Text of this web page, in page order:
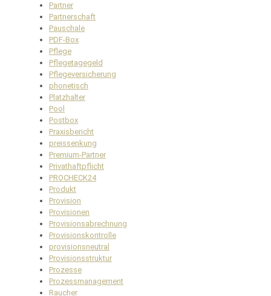
Partner
Partnerschaft
Pauschale
PDF-Box
Pflege
Pflegetagegeld
Pflegeversicherung
phonetisch
Platzhalter
Pool
Postbox
Praxisbericht
preissenkung
Premium-Partner
Privathaftpflicht
PROCHECK24
Produkt
Provision
Provisionen
Provisionsabrechnung
Provisionskontrolle
provisionsneutral
Provisionsstruktur
Prozesse
Prozessmanagement
Raucher